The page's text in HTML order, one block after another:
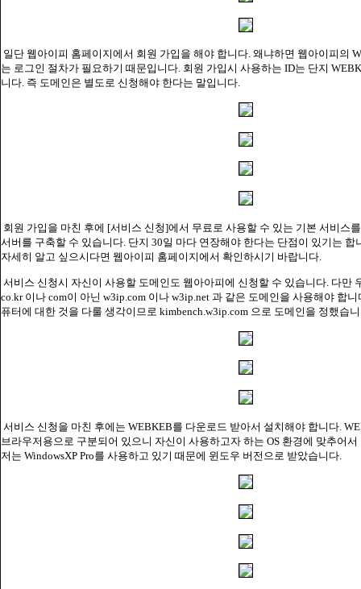
일단 웹아이피 홈페이지에서 회원 가입을 해야 합니다. 왜냐하면 웹아이피의
는 로그인 절차가 필요하기 때문입니다. 회원 가입시 사용하는 ID는 단지
니다. 즉 도메인은 별도로 신청해야 한다는 말입니다.
회원 가입을 마친 후에 [서비스 신청]에서 무료로 사용할 수 있는 기본 서비스
서버를 구축할 수 있습니다. 단지 30일 마다 연장해야 한다는 단점이 있기는 합
자세히 알고 싶으시다면 웹아이피 홈페이지에서 확인하시기 바랍니다.
서비스 신청시 자신이 사용할 도메인도 웹아아피에 신청할 수 있습니다. 다만
co.kr 이나 com이 아닌 w3ip.com 이나 w3ip.net 과 같은 도메인을 사용해야 합
퓨터에 대한 것을 다룰 생각이므로 kimbench.w3ip.com 으로 도메인을 정했습
서비스 신청을 마친 후에는 WEBKEB를 다운로드 받아서 설치해야 합니다.
브라우저용으로 구분되어 있으니 자신이 사용하고자 하는 OS 환경에 맞추어
저는 WindowsXP Pro를 사용하고 있기 때문에 윈도우 버전으로 받았습니다.